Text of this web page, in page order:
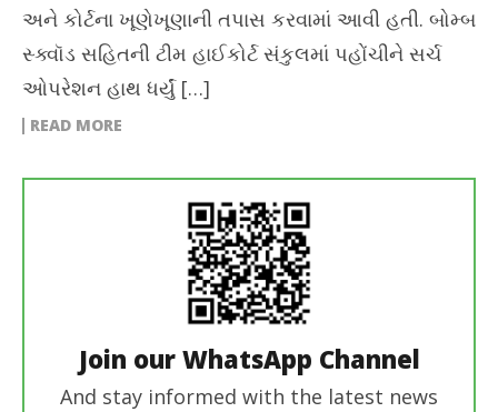
અને કોર્ટના ખૂણેખૂણાની તપાસ કરવામાં આવી હતી. બોમ્બ
સ્ક્વૉડ સહિતની ટીમ હાઈકોર્ટ સંકુલમાં પહોંચીને સર્ચ
ઓપરેશન હાથ ધર્યું […]
READ MORE
Join our WhatsApp Channel
And stay informed with the latest news